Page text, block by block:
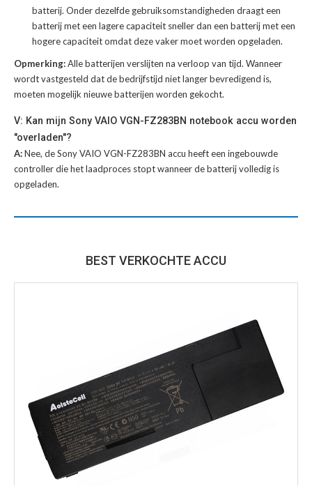
batterij. Onder dezelfde gebruiksomstandigheden draagt een
batterij met een lagere capaciteit sneller dan een batterij met een
hogere capaciteit omdat deze vaker moet worden opgeladen.
Opmerking:Alle batterijen verslijten na verloop van tijd. Wanneer
wordt vastgesteld dat de bedrijfstijd niet langer bevredigend is,
moeten mogelijk nieuwe batterijen worden gekocht.
V: Kan mijn Sony VAIO VGN-FZ283BN notebook accu worden
"overladen"?
A:Nee, de Sony VAIO VGN-FZ283BN accu heeft een ingebouwde
controller die het laadproces stopt wanneer de batterij volledig is
opgeladen.
BEST VERKOCHTE ACCU